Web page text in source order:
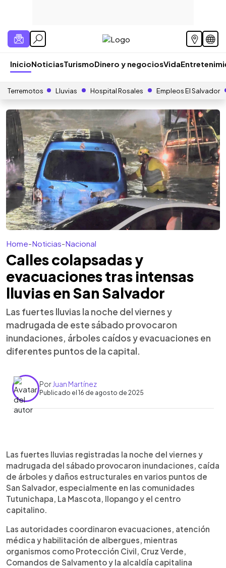
InicioNoticiasTurismoDinero y negociosVida
Terremotos Lluvias Hospital Rosales Empleos El Salvador
Home-Noticias-Nacional
Calles colapsadas y
evacuaciones tras intensas
lluvias en San Salvador
Las fuertes lluvias la noche del viernes y
madrugada de este sábado provocaron
inundaciones, árboles caídos y evacuaciones en
diferentes puntos de la capital.
Por Juan Martínez
Publicado el 16 de agosto de 2025
Escuchar artículo
Las fuertes lluvias de la noche del viernes y
madrugada del sábado causó inundaciones, caída
de árboles y evacuaciones en distintos puntos de
San Salvador, especialmente en comunidades
como Tutunichapa, Ilopango y La Mascota.
Equipos de Protección Civil, Cruz Verde y
emergencias, habilitaron albergues y brindaron
asistencia médica. Usuarios en redes sociales
reportaron vehículos sumergidos, calles
colapsadas y daños en viviendas. El MARN advirtió
Las fuertes lluvias registradas la noche del viernes y
madrugada del sábado provocaron inundaciones, caída
de árboles y daños estructurales en varios puntos de
San Salvador, especialmente en las comunidades
Tutunichapa, La Mascota, Ilopango y el centro
capitalino.
Las autoridades coordinaron evacuaciones, atención
médica y habilitación de albergues, mientras
organismos como Protección Civil, Cruz Verde,
Comandos de Salvamento y la alcaldía capitalina